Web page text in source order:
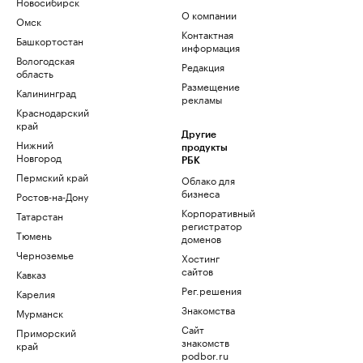
Омск
Башкортостан
Вологодская
область
Калининград
Краснодарский
край
Нижний
Новгород
Пермский край
Ростов-на-Дону
Татарстан
Тюмень
Черноземье
Кавказ
Карелия
Мурманск
Приморский
край
О компании
Контактная
информация
Редакция
Размещение
рекламы
Другие
продукты
РБК
Облако для
бизнеса
Корпоративный
регистратор
доменов
Хостинг
сайтов
Рег.решения
Знакомства
Сайт
знакомств
podbor.ru